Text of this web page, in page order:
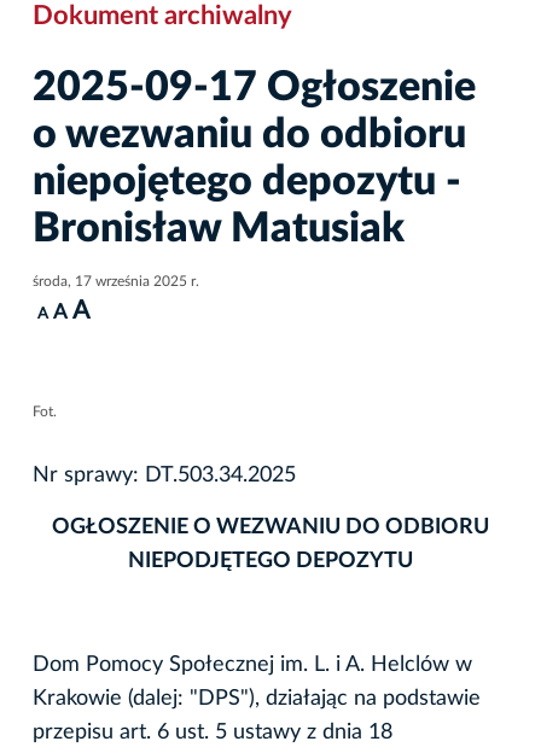
Dokument archiwalny
2025-09-17 Ogłoszenie
o wezwaniu do odbioru
niepojętego depozytu -
Bronisław Matusiak
środa, 17 września 2025 r.
A A A
Fot.
Nr sprawy: DT.503.34.2025
OGŁOSZENIE O WEZWANIU DO ODBIORU
NIEPODJĘTEGO DEPOZYTU
Dom Pomocy Społecznej im. L. i A. Helclów w
Krakowie (dalej: "DPS"), działając na podstawie
przepisu art. 6 ust. 5 ustawy z dnia 18